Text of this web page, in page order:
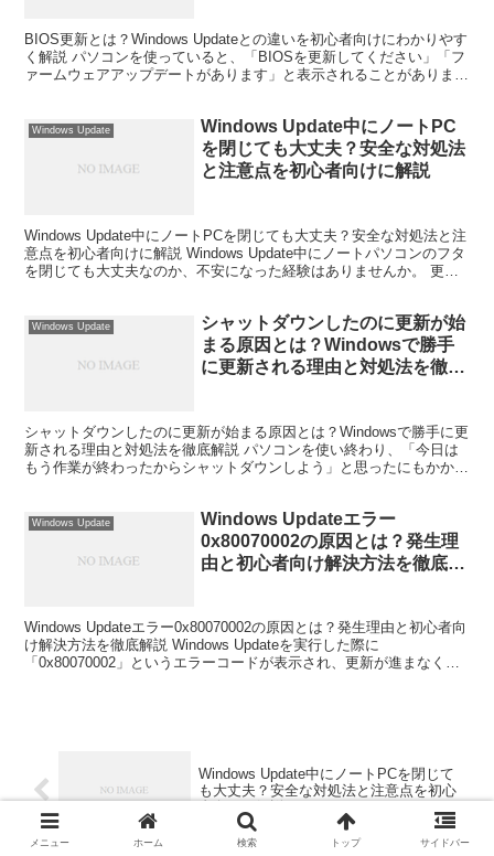
BIOS更新とは？Windows Updateとの違いを初心者向けにわかりやす
く解説 パソコンを使っていると、「BIOSを更新してください」「フ
ァームウェアアップデートがあります」と表示されることがありま
Windows Update
Windows Update中にノートPC
を閉じても大丈夫？安全な対処法
と注意点を初心者向けに解説
Windows Update中にノートPCを閉じても大丈夫？安全な対処法と注
意点を初心者向けに解説 Windows Update中にノートパソコンのフタ
を閉じても大丈夫なのか、不安になった経験はありませんか。 更新
Windows Update
シャットダウンしたのに更新が始
まる原因とは？Windowsで勝手
に更新される理由と対処法を徹底
シャットダウンしたのに更新が始まる原因とは？Windowsで勝手に更
新される理由と対処法を徹底解説 パソコンを使い終わり、「今日は
もう作業が終わったからシャットダウンしよう」と思ったにもかかわ
Windows Update
Windows Updateエラー
0x80070002の原因とは？発生理
由と初心者向け解決方法を徹底解
Windows Updateエラー0x80070002の原因とは？発生理由と初心者向
け解決方法を徹底解説 Windows Updateを実行した際に
「0x80070002」というエラーコードが表示され、更新が進まなくな
Windows Update中にノートPCを閉じて
も大丈夫？安全な対処法と注意点を初心
メニュー ホーム 検索 トップ サイドバー